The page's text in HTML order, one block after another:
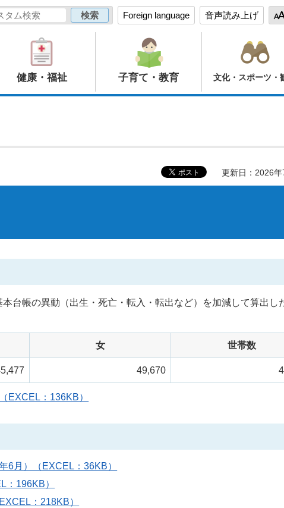
Foreign language 音声読み上げ
健康・福祉 子育て・教育 文化・スポーツ・
更新日：2026年
台帳の異動（出生・死亡・転入・転出など）を加減して算出し
女 世帯数
49,670
EXCEL：136KB）
6月）（EXCEL：36KB）
：196KB）
：218KB）